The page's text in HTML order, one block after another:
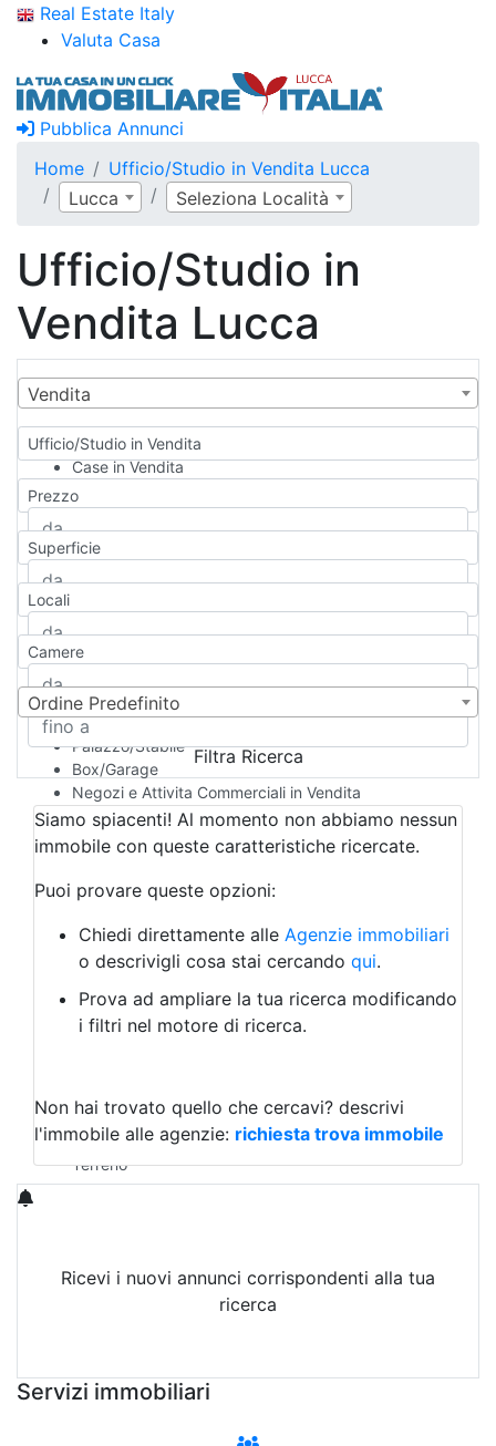
Real Estate Italy
Valuta Casa
Pubblica Annunci
Home
Ufficio/Studio in Vendita Lucca
Lucca
Seleziona Località
Ufficio/Studio in
Vendita Lucca
Vendita
Ufficio/Studio in Vendita
Case in Vendita
Qualsiasi
Appartamento
Casa indipendente
Casa Semi-indipendente
Attico/Mansarda
Rustico/Casale
Camera d'Albergo
Multiproprietà
Palazzo/Stabile
Box/Garage
Negozi e Attivita Commerciali in Vendita
Qualsiasi
Attività/Licenza Commerciale
Azienda Agricola
Bar/Ristorante
Albergo
Laboratorio Artigianale
Negozio/locale commerciale
Agriturismo
Magazzini
Qualsiasi
Terreno edificabile
Terreno
Prezzo
Superficie
Locali
Camere
Ordine Predefinito
Filtra Ricerca
Siamo spiacenti! Al momento non abbiamo nessun
immobile con queste caratteristiche ricercate.
Puoi provare queste opzioni:
Chiedi direttamente alle Agenzie immobiliari
o descrivigli cosa stai cercando qui.
Prova ad ampliare la tua ricerca modificando
i filtri nel motore di ricerca.
Non hai trovato quello che cercavi? descrivi
l'immobile alle agenzie: richiesta trova immobile
Ricevi i nuovi annunci corrispondenti alla tua
ricerca
Servizi immobiliari